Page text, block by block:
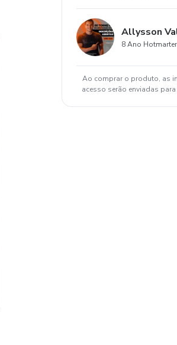
Allysson
8 Ano Hotmarter
Ao comprar o produto, as
acesso serão enviadas